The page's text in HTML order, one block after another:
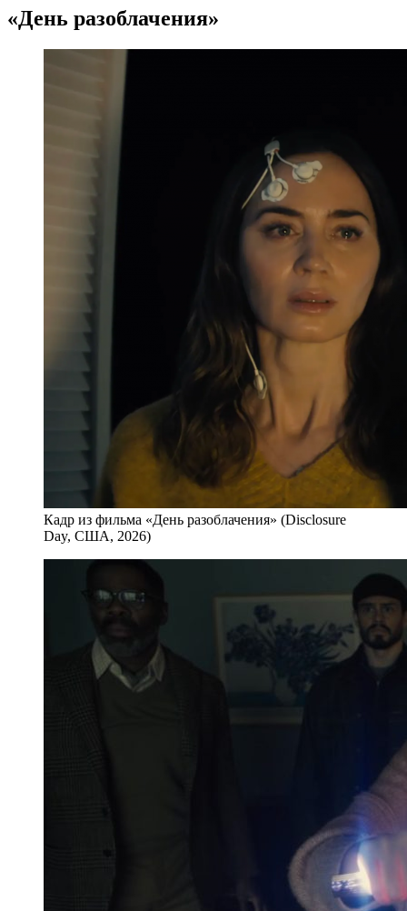
«День разоблачения»
Кадр из фильма «День разоблачения» (Disclosure
Day, США, 2026)